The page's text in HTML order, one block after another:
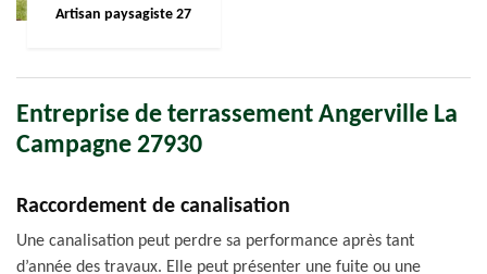
Artisan paysagiste 27
Entreprise de terrassement Angerville La
Campagne 27930
Raccordement de canalisation
Une canalisation peut perdre sa performance après tant
d’année des travaux. Elle peut présenter une fuite ou une